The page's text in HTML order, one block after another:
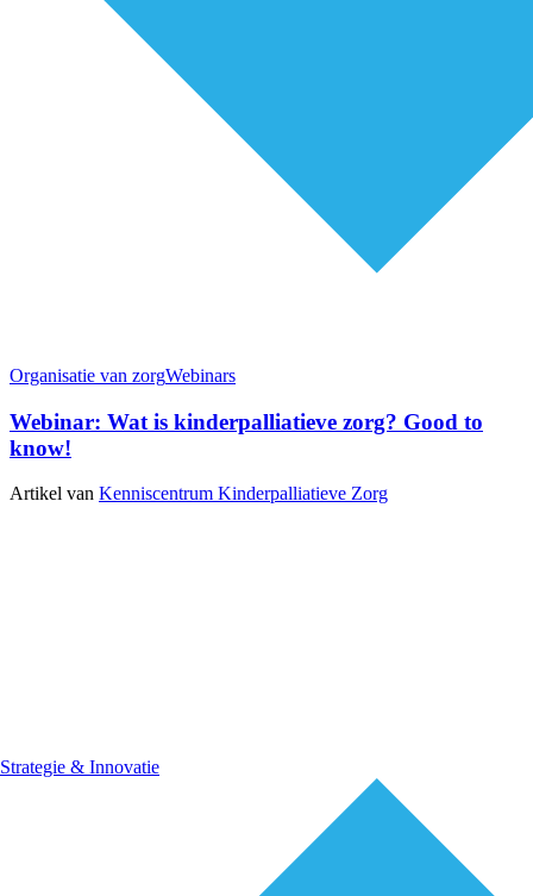
Strategie & Innovatie
Organisatie van zorgWebinars
Webinar: Wat is kinderpalliatieve zorg? Good to
know!
Artikel van Kenniscentrum Kinderpalliatieve Zorg